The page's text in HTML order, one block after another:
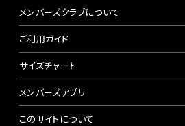
メンバーズクラブについて
ご利用ガイド
サイズチャート
メンバーズアプリ
このサイトについて